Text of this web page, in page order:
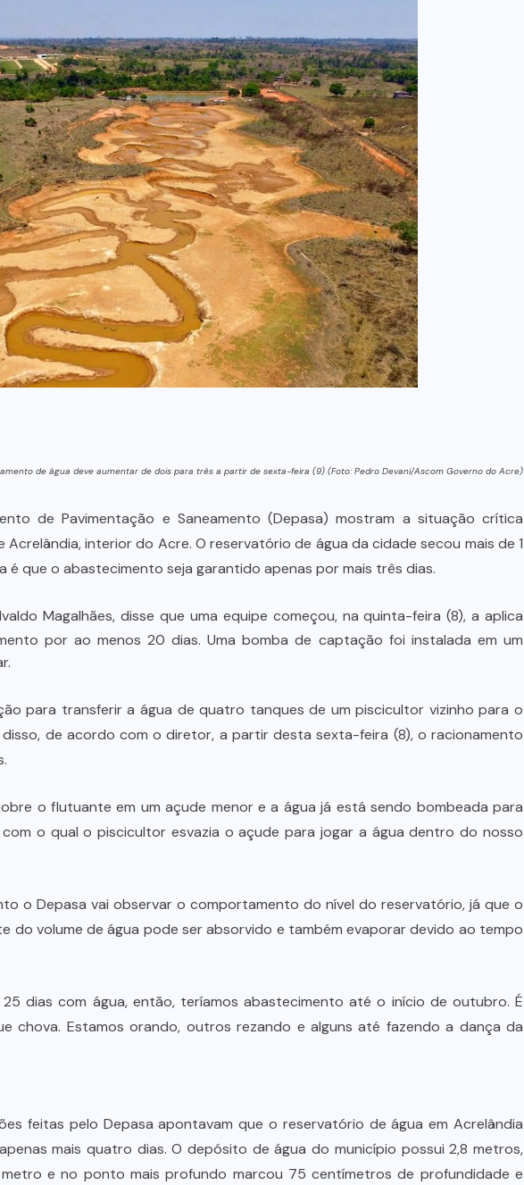
de água deve aumentar de dois para três a partir de sexta-feira (9) (Foto: Pedro Devani/Ascom Governo do Acre)
de Pavimentação e Saneamento (Depasa) mostram a situação crítica
interior do Acre. O reservatório de água da cidade secou mais de 1
que o abastecimento seja garantido apenas por mais três dias.
Magalhães, disse que uma equipe começou, na quinta-feira (8), a aplica
por ao menos 20 dias. Uma bomba de captação foi instalada em um
para transferir a água de quatro tanques de um piscicultor vizinho para o
de acordo com o diretor, a partir desta sexta-feira (8), o racionamento
o flutuante em um açude menor e a água já está sendo bombeada para
o qual o piscicultor esvazia o açude para jogar a água dentro do nosso
o Depasa vai observar o comportamento do nível do reservatório, já que o
do volume de água pode ser absorvido e também evaporar devido ao tempo
dias com água, então, teríamos abastecimento até o início de outubro. É
chova. Estamos orando, outros rezando e alguns até fazendo a dança da
feitas pelo Depasa apontavam que o reservatório de água em Acrelândia
mais quatro dias. O depósito de água do município possui 2,8 metros,
e no ponto mais profundo marcou 75 centímetros de profundidade e
9 dias
importunação sexual